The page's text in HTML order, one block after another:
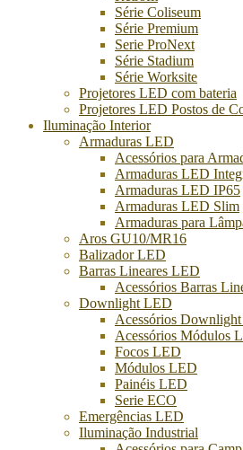
Série Coliseum
Série Premium
Serie ProNext
Série Stadium
Série Worksite
Projetores LED com bateria
Projetores LED Postos de
Iluminação Interior
Armaduras LED
Acessórios para
Armaduras LED
Armaduras LED IP65
Armaduras LED Slim
Armaduras para
Aros GU10/MR16
Balizador LED
Barras Lineares LED
Acessórios Barras
Downlight LED
Acessórios
Acessórios Módulos
Focos LED
Módulos LED
Painéis LED
Serie ECO
Emergências LED
Iluminação Industrial